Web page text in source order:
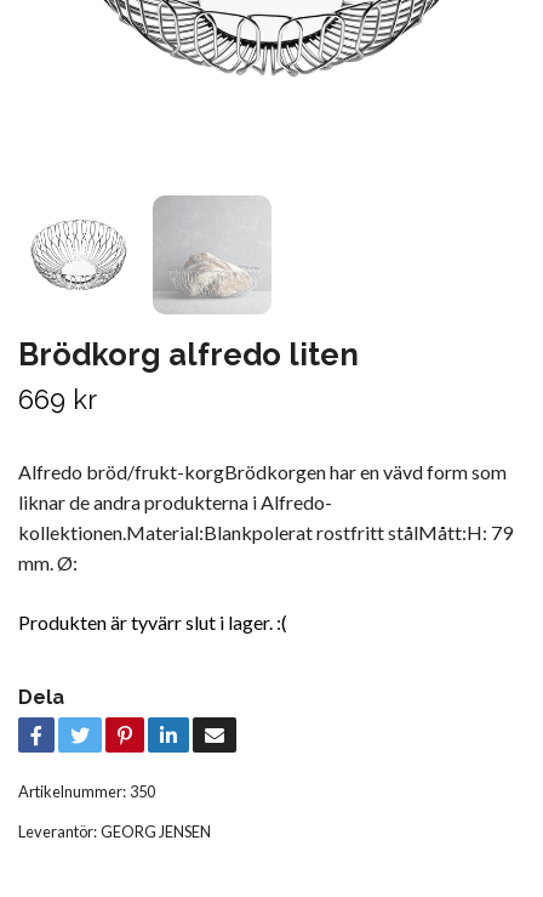
Brödkorg alfredo liten
669 kr
Alfredo bröd/frukt-korgBrödkorgen har en vävd form som
liknar de andra produkterna i Alfredo-
kollektionen.Material:Blankpolerat rostfritt stålMått:H: 79
mm. Ø:
Produkten är tyvärr slut i lager. :(
Dela
Artikelnummer: 350
Leverantör:GEORG JENSEN